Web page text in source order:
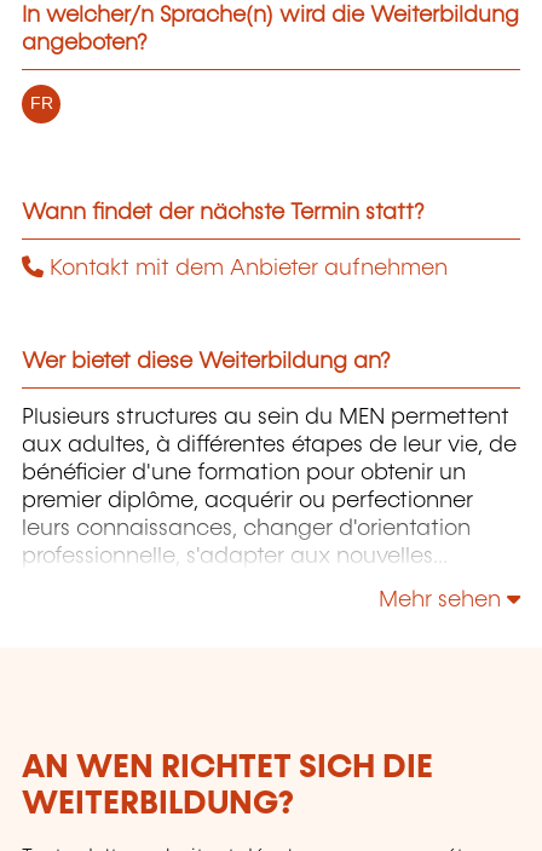
In welcher/n Sprache(n) wird die Weiterbildung
angeboten?
FR
Wann findet der nächste Termin statt?
Kontakt mit dem Anbieter aufnehmen
Wer bietet diese Weiterbildung an?
Plusieurs structures au sein du MEN permettent
aux adultes, à différentes étapes de leur vie, de
bénéficier d'une formation pour obtenir un
premier diplôme, acquérir ou perfectionner
leurs connaissances, changer d'orientation
professionnelle, s'adapter aux nouvelles
technologies, enrichir leur culture personnelle...
Mehr sehen
AN WEN RICHTET SICH DIE
WEITERBILDUNG?